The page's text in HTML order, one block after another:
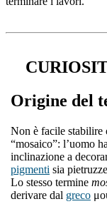
Origine del
Non è facile stabilire
“mosaico”: l’uomo
inclinazione a
pigmenti sia
Lo stesso termine
derivare dal greco